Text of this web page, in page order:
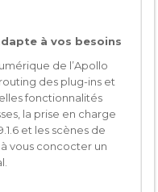
à vos besoins
de l’Apollo
des plug-ins et
fonctionnalités
la prise en charge
et les scènes de
à vous concocter un